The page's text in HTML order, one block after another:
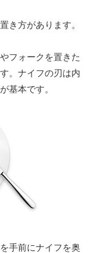
き方があります。
フォークを置きた
。ナイフの刃は内
基本です。
手前にナイフを奥